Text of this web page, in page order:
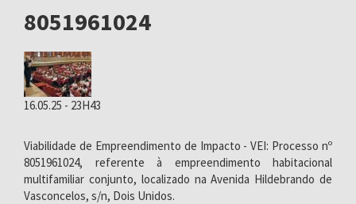
8051961024
16.05.25 - 23H43
Viabilidade de Empreendimento de Impacto - VEI: Processo nº
8051961024, referente à empreendimento habitacional
multifamiliar conjunto, localizado na Avenida Hildebrando de
Vasconcelos, s/n, Dois Unidos.